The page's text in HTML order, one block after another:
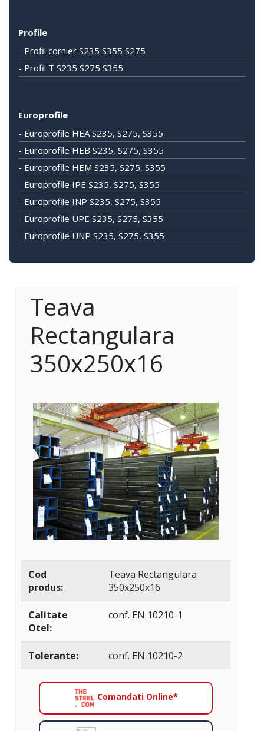
Profile
- Profil cornier S235 S355 S275
- Profil T S235 S275 S355
Europrofile
- Europrofile HEA S235, S275, S355
- Europrofile HEB S235, S275, S355
- Europrofile HEM S235, S275, S355
- Europrofile IPE S235, S275, S355
- Europrofile INP S235, S275, S355
- Europrofile UPE S235, S275, S355
- Europrofile UNP S235, S275, S355
Teava
Rectangulara
350x250x16
Cod
produs:
Teava Rectangulara
350x250x16
Calitate
Otel:
conf. EN 10210-1
Tolerante: conf. EN 10210-2
Comandati Online*